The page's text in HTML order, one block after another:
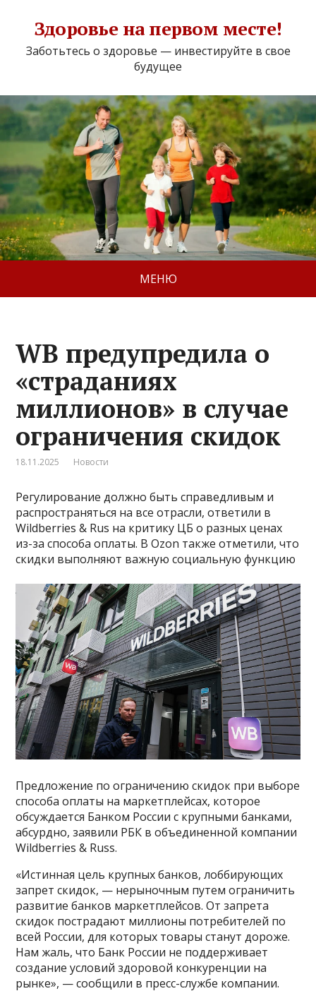
Здоровье на первом месте!
Заботьтесь о здоровье — инвестируйте в свое
будущее
МЕНЮ
WB предупредила о
«страданиях
миллионов» в случае
ограничения скидок
18.11.2025 Новости
Регулирование должно быть справедливым и
распространяться на все отрасли, ответили в
Wildberries & Rus на критику ЦБ о разных ценах
из-за способа оплаты. В Ozon также отметили, что
скидки выполняют важную социальную функцию
Предложение по ограничению скидок при выборе
способа оплаты на маркетплейсах, которое
обсуждается Банком России с крупными банками,
абсурдно, заявили РБК в объединенной компании
Wildberries & Russ.
«Истинная цель крупных банков, лоббирующих
запрет скидок, — нерыночным путем ограничить
развитие банков маркетплейсов. От запрета
скидок пострадают миллионы потребителей по
всей России, для которых товары станут дороже.
Нам жаль, что Банк России не поддерживает
создание условий здоровой конкуренции на
рынке», — сообщили в пресс-службе компании.